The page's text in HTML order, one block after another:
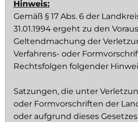
Hinweis:
Gemäß § 17 Abs. 6 der
31.01.1994 ergeht zu den
Geltendmachung der
Verfahrens- oder
Rechtsfolgen folgender
Satzungen, die unter
oder Formvorschriften der
oder aufgrund dieses